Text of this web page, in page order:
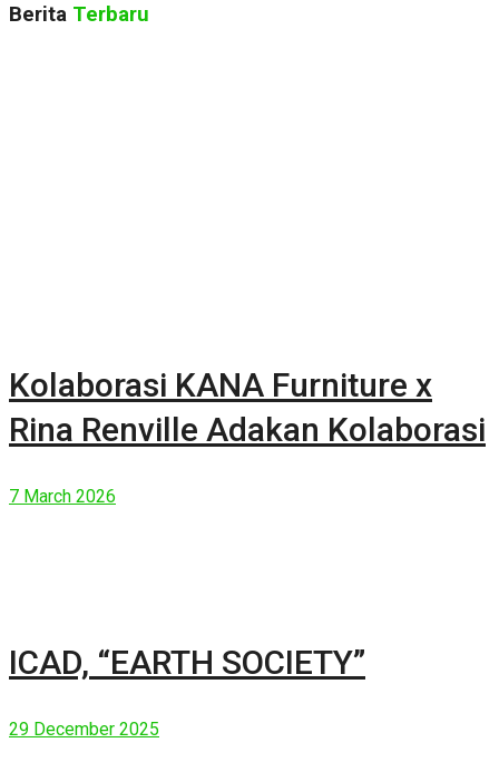
Berita Terbaru
Kolaborasi KANA Furniture x
Rina Renville Adakan Kolaborasi
7 March 2026
ICAD, “EARTH SOCIETY”
29 December 2025